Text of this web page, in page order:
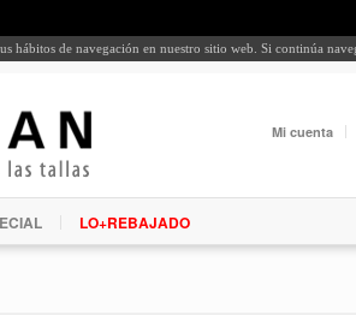
hábitos de navegación en nuestro sitio web. Si continúa
Mi cuenta
LO+REBAJADO